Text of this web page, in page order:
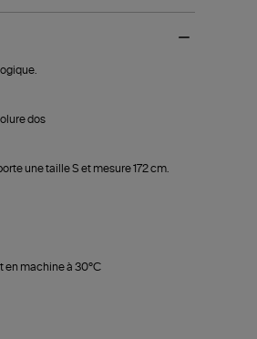
dos
une taille S et mesure 172 cm.
en machine à 30°C